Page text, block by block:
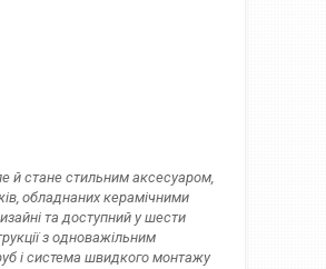
й стане стильним аксесуаром,
обладнаних керамічними
та доступний у шести
з одноважільним
і система швидкого монтажу